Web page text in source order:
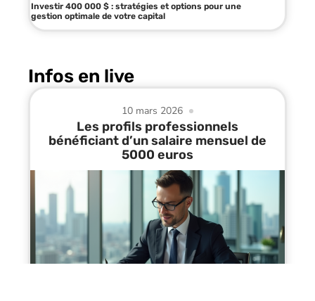
Investir 400 000 $ : stratégies et options pour une
gestion optimale de votre capital
Infos en live
10 mars 2026
Les profils professionnels
bénéficiant d’un salaire mensuel de
5000 euros